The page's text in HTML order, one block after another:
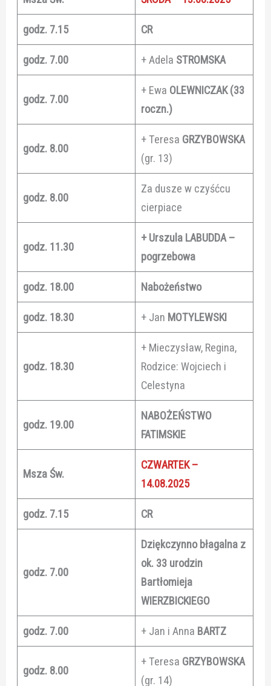
godz. 7.15 CR
godz. 7.00 + Adela STROMSKA
godz. 7.00
+ Ewa OLEWNICZAK (33
roczn.)
godz. 8.00
+ Teresa GRZYBOWSKA
(gr. 13)
godz. 8.00
Za dusze w czyśćcu
cierpiace
godz. 11.30
+ Urszula LABUDDA –
pogrzebowa
godz. 18.00 Nabożeństwo
godz. 18.30 + Jan MOTYLEWSKI
godz. 18.30
+ Mieczysław, Regina,
Rodzice: Wojciech i
Celestyna
godz. 19.00
NABOŻEŃSTWO
FATIMSKIE
Msza Św.
CZWARTEK –
14.08.2025
godz. 7.15 CR
godz. 7.00
Dziękczynno błagalna z
ok. 33 urodzin
Bartłomieja
WIERZBICKIEGO
godz. 7.00 + Jan i Anna BARTZ
godz. 8.00
+ Teresa GRZYBOWSKA
(gr. 14)